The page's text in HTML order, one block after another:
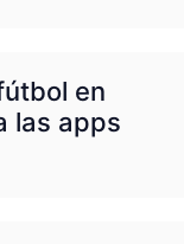
en
las apps